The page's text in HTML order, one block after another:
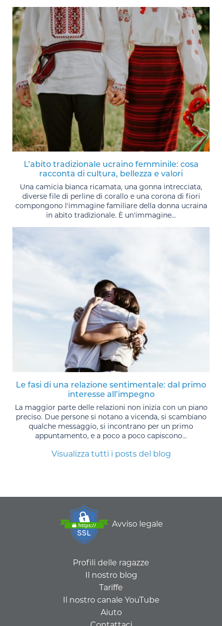
L’abito tradizionale ucraino femminile: cosa
racconta di cultura, bellezza e valori
Una camicia bianca ricamata, una gonna intrecciata,
diverse file di perline di corallo e una corona di fiori
compongono l'immagine familiare della donna ucraina
in abito tradizionale. È un'immagine...
Le fasi di una relazione sentimentale: dal primo
interesse all’impegno
La maggior parte delle relazioni non inizia con un piano
preciso. Due persone si notano a vicenda, si scambiano
qualche messaggio, si incontrano per un primo
appuntamento, e a poco a poco capiscono...
Visualizza tutti i posts del blog
Avviso legale
Profili delle ragazze
Il nostro blog
Tariffe
Il nostro canale YouTube
Aiuto